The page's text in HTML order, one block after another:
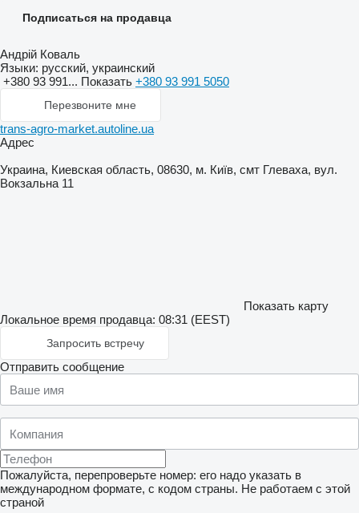
Подписаться на продавца
Андрій Коваль
Языки: русский, украинский
+380 93 991... Показать +380 93 991 5050
Перезвоните мне
trans-agro-market.autoline.ua
Адрес
Украина, Киевская область, 08630, м. Київ, смт Глеваха, вул.
Вокзальна 11
Показать карту
Локальное время продавца: 08:31 (EEST)
Запросить встречу
Отправить сообщение
Пожалуйста, перепроверьте номер: его надо указать в
международном формате, с кодом страны. Не работаем с этой
страной